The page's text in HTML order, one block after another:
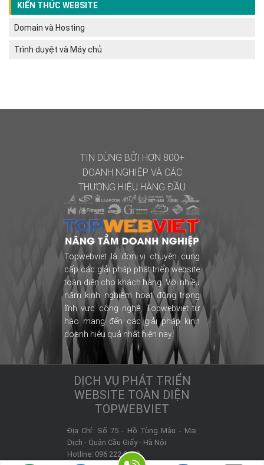
KIẾN THỨC WEBSITE
Domain và Hosting
Trình duyệt và Máy chủ
TIN DÙNG BỞI HƠN 800+
DOANH NGHIỆP VÀ CÁC
THƯƠNG HIỆU HÀNG ĐẦU
Topwebviet là đơn vị chuyên cung
cấp các giải pháp phát triển website
toàn diện cho khách hàng. Với nhiều
năm kinh nghiệm hoạt động trong
lĩnh vực công nghệ, Topwebviet tự
hào mang đến các giải pháp kinh
doanh hiệu quả nhất hiện nay.
DỊCH VỤ PHÁT TRIỂN
WEBSITE TOÀN DIỆN
TOPWEBVIET
Địa Chỉ: Số 75 - Hồ Tùng Mậu - Mai
Dịch - Quận Cầu Giấy- Hà Nội
Hotline: 096 222 9450